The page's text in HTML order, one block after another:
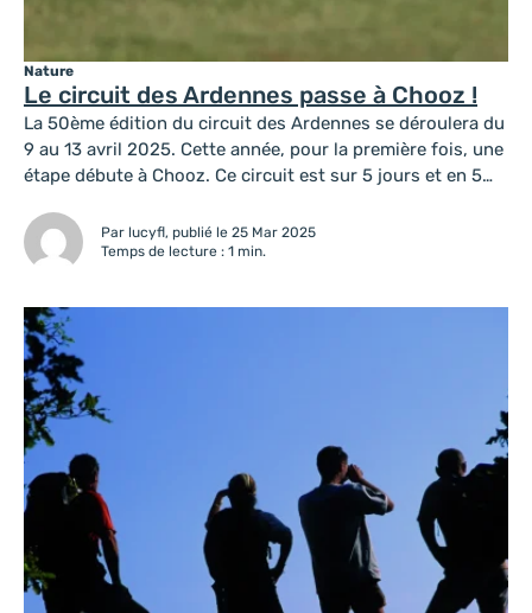
Le circuit des Ardennes passe à Chooz !
Nature
La 50ème édition du circuit des Ardennes se déroulera du
9 au 13 avril 2025. Cette année, pour la première fois, une
étape débute à Chooz. Ce circuit est sur 5 jours et en 5
participeront à cette édition 2025 : Si vous êtes en...
Par lucyfl, publié le 25 Mar 2025
Temps de lecture : 1 min.